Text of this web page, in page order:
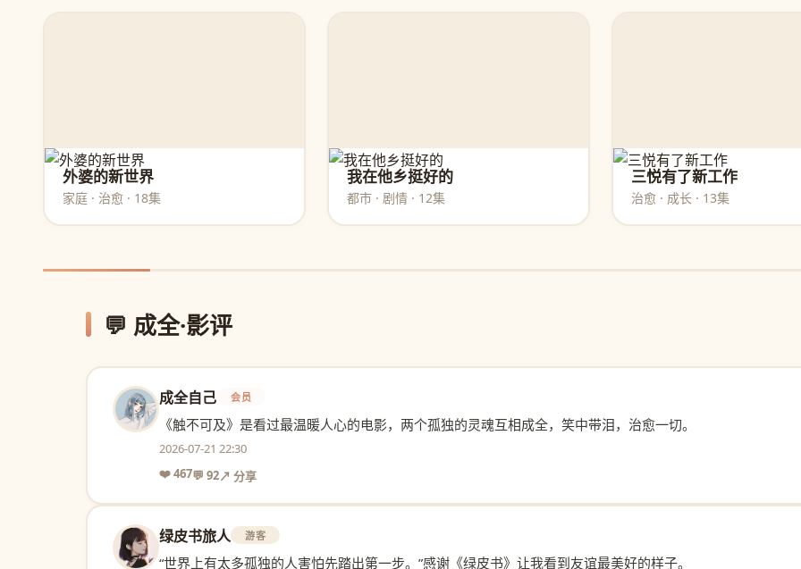
外婆的新世界
家庭 · 治愈 · 18集
我在他乡挺好的
都市 · 剧情 · 12集
三悦有了新工作
治愈 · 成长 · 13集
💬 成全·影评
成全自己 会员
《触不可及》是看过最温暖人心的电影，两个孤独的灵魂互相成全，笑中带泪，治愈一切。
2026-07-21 22:30
❤️ 467💬 92↗ 分享
绿皮书旅人 游客
“世界上有太多孤独的人害怕先踏出第一步。”感谢《绿皮书》让我看到友谊最美好的样子。